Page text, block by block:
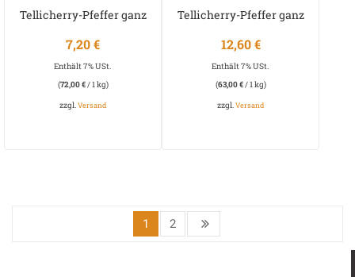
Tellicherry-Pfeffer ganz
7,20€
Enthält 7% USt.
(72,00€/ 1 kg)
zzgl.Versand
Tellicherry-Pfeffer ganz
12,60€
Enthält 7% USt.
(63,00€/ 1 kg)
zzgl.Versand
1 2